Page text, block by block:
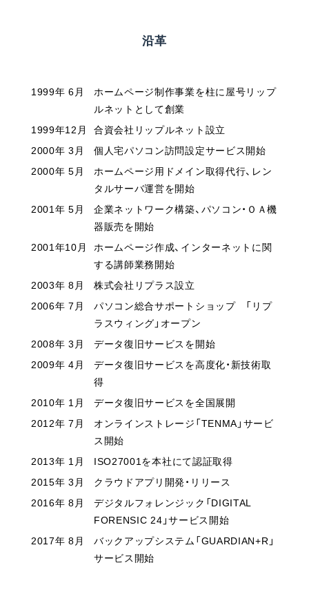
沿革
1999年 6月
ホームページ制作事業を柱に屋号リップ
ルネットとして創業
1999年12月
合資会社リップルネット設立
2000年 3月
個人宅パソコン訪問設定サービス開始
2000年 5月
ホームページ用ドメイン取得代行、レン
タルサーバ運営を開始
2001年 5月
企業ネットワーク構築、パソコン・ＯＡ機
器販売を開始
2001年10月
ホームページ作成、インターネットに関
する講師業務開始
2003年 8月
株式会社リプラス設立
2006年 7月
パソコン総合サポートショップ 「リプ
ラスウィング」オープン
2008年 3月
データ復旧サービスを開始
2009年 4月
データ復旧サービスを高度化・新技術取
得
2010年 1月
データ復旧サービスを全国展開
2012年 7月
オンラインストレージ「TENMA」サービ
ス開始
2013年 1月
ISO27001を本社にて認証取得
2015年 3月
クラウドアプリ開発・リリース
2016年 8月
デジタルフォレンジック「DIGITAL
FORENSIC 24」サービス開始
2017年 8月
バックアップシステム「GUARDIAN+R」
サービス開始